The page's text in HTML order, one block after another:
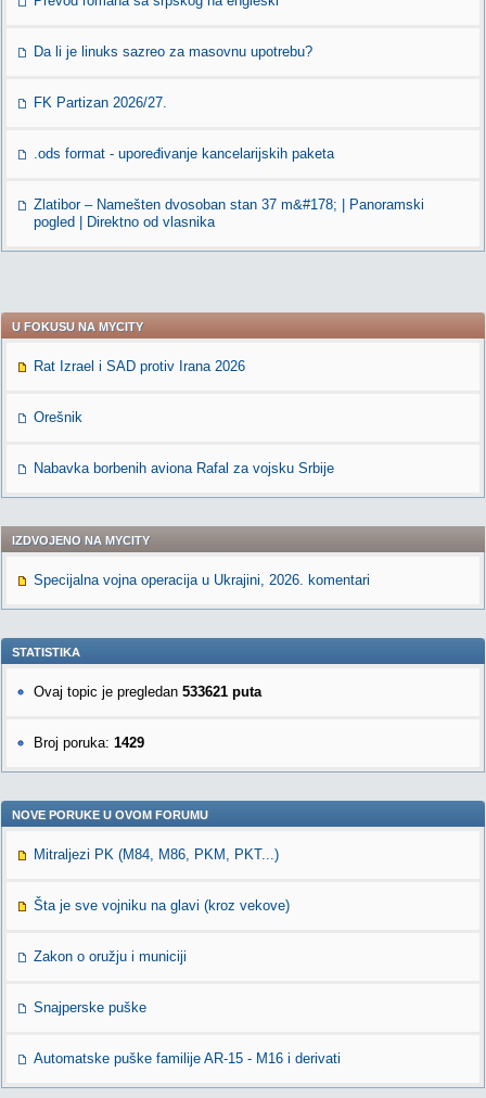
Da li je linuks sazreo za masovnu upotrebu?
FK Partizan 2026/27.
.ods format - upoređivanje kancelarijskih paketa
Zlatibor – Namešten dvosoban stan 37 m&#178; | Panoramski
pogled | Direktno od vlasnika
U FOKUSU NA MYCITY
Rat Izrael i SAD protiv Irana 2026
Orešnik
Nabavka borbenih aviona Rafal za vojsku Srbije
IZDVOJENO NA MYCITY
Specijalna vojna operacija u Ukrajini, 2026. komentari
STATISTIKA
Ovaj topic je pregledan 533621 puta
Broj poruka: 1429
NOVE PORUKE U OVOM FORUMU
Mitraljezi PK (M84, M86, PKM, PKT...)
Šta je sve vojniku na glavi (kroz vekove)
Zakon o oružju i municiji
Snajperske puške
Automatske puške familije AR-15 - M16 i derivati